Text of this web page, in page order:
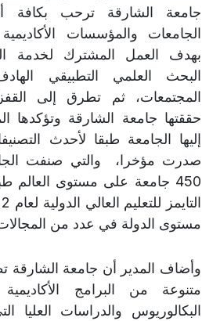
جامعة الشارقة ترحب بكافة
الجامعات والمؤسسات الأكاديمية
بهدف العمل المشترك لخدمة
البحث العلمي التطبيقي
المجتمعات، ثم تطرق إلى
حققتها جامعة الشارقة وتؤكدها
إليها الجامعة طبقا لأحدث
صدرت مؤخرا، والتي صنفت
450 جامعة على مستوى العالم
مستوى الدولة في عدد من المجالات
وأضاف المدير أن جامعة الشارقة
متنوعة من البرامج الأكاديمية
البكالوريوس والدراسات العليا